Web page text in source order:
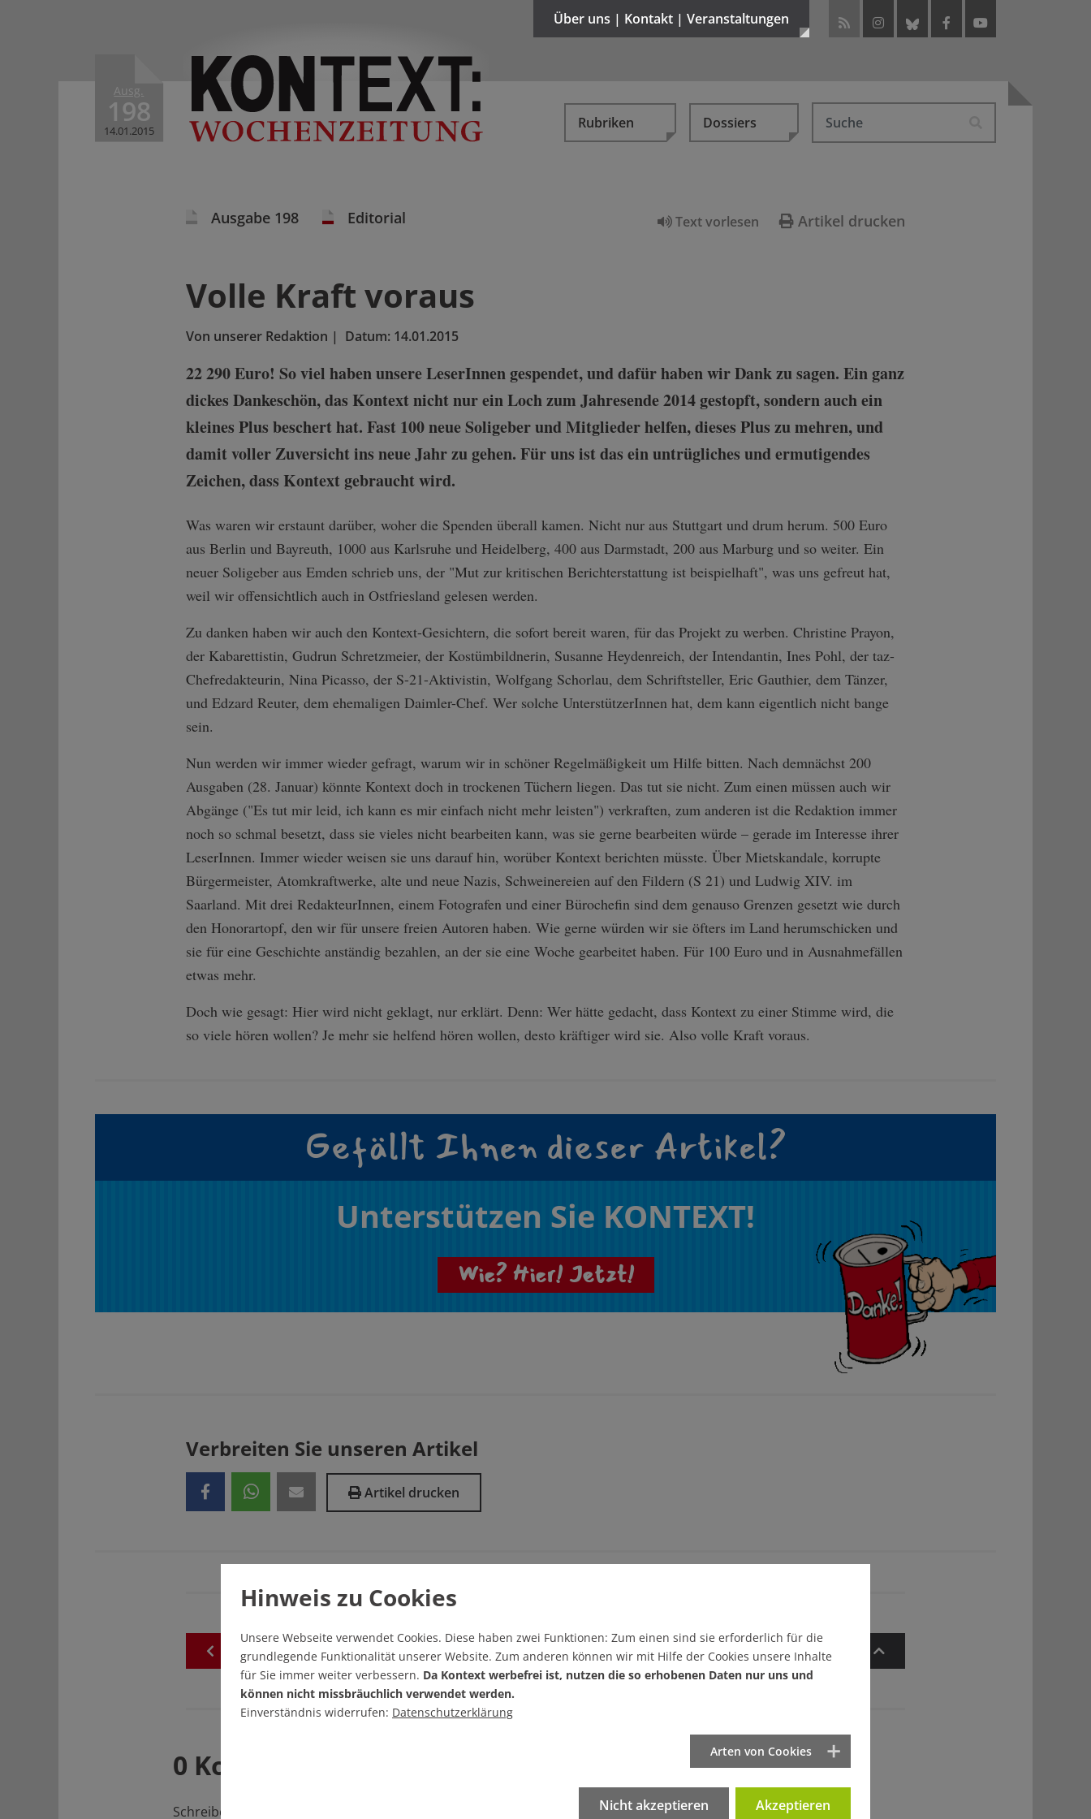
Ausg.
198
14.01.2015
Über uns | Kontakt | Veranstaltungen
Rubriken Dossiers
Text vorlesen Artikel drucken
Ausgabe 198 Editorial
Volle Kraft voraus
Von unserer Redaktion | Datum: 14.01.2015
22 290 Euro! So viel haben unsere LeserInnen gespendet, und dafür haben wir Dank zu sagen. Ein ganz
dickes Dankeschön, das Kontext nicht nur ein Loch zum Jahresende 2014 gestopft, sondern auch ein
kleines Plus beschert hat. Fast 100 neue Soligeber und Mitglieder helfen, dieses Plus zu mehren, und
damit voller Zuversicht ins neue Jahr zu gehen. Für uns ist das ein untrügliches und ermutigendes
Zeichen, dass Kontext gebraucht wird.
Was waren wir erstaunt darüber, woher die Spenden überall kamen. Nicht nur aus Stuttgart und drum herum. 500 Euro
aus Berlin und Bayreuth, 1000 aus Karlsruhe und Heidelberg, 400 aus Darmstadt, 200 aus Marburg und so weiter. Ein
neuer Soligeber aus Emden schrieb uns, der "Mut zur kritischen Berichterstattung ist beispielhaft", was uns gefreut hat,
weil wir offensichtlich auch in Ostfriesland gelesen werden.
Zu danken haben wir auch den Kontext-Gesichtern, die sofort bereit waren, für das Projekt zu werben. Christine Prayon,
der Kabarettistin, Gudrun Schretzmeier, der Kostümbildnerin, Susanne Heydenreich, der Intendantin, Ines Pohl, der taz-
Chefredakteurin, Nina Picasso, der S-21-Aktivistin, Wolfgang Schorlau, dem Schriftsteller, Eric Gauthier, dem Tänzer,
und Edzard Reuter, dem ehemaligen Daimler-Chef. Wer solche UnterstützerInnen hat, dem kann eigentlich nicht bange
sein.
Nun werden wir immer wieder gefragt, warum wir in schöner Regelmäßigkeit um Hilfe bitten. Nach demnächst 200
Ausgaben (28. Januar) könnte Kontext doch in trockenen Tüchern liegen. Das tut sie nicht. Zum einen müssen auch wir
Abgänge ("Es tut mir leid, ich kann es mir einfach nicht mehr leisten") verkraften, zum anderen ist die Redaktion immer
noch so schmal besetzt, dass sie vieles nicht bearbeiten kann, was sie gerne bearbeiten würde – gerade im Interesse ihrer
LeserInnen. Immer wieder weisen sie uns darauf hin, worüber Kontext berichten müsste. Über Mietskandale, korrupte
Bürgermeister, Atomkraftwerke, alte und neue Nazis, Schweinereien auf den Fildern (S 21) und Ludwig XIV. im
Saarland. Mit drei RedakteurInnen, einem Fotografen und einer Bürochefin sind dem genauso Grenzen gesetzt wie durch
den Honorartopf, den wir für unsere freien Autoren haben. Wie gerne würden wir sie öfters im Land herumschicken und
sie für eine Geschichte anständig bezahlen, an der sie eine Woche gearbeitet haben. Für 100 Euro und in Ausnahmefällen
etwas mehr.
Doch wie gesagt: Hier wird nicht geklagt, nur erklärt. Denn: Wer hätte gedacht, dass Kontext zu einer Stimme wird, die
so viele hören wollen? Je mehr sie helfend hören wollen, desto kräftiger wird sie. Also volle Kraft voraus.
Gefällt Ihnen dieser Artikel?
Unterstützen Sie KONTEXT!
Wie? Hier! Jetzt!
Verbreiten Sie unseren Artikel
Artikel drucken
zurückzurakuellenAusgabe/Startseite Zum Artikelanfang
0 Kommentare verfügbar
Schreiben Sie den ersten Kommentar!
Hinweis zu Cookies
Unsere Webseite verwendet Cookies. Diese haben zwei Funktionen: Zum einen sind sie erforderlich für die
grundlegende Funktionalität unserer Website. Zum anderen können wir mit Hilfe der Cookies unsere Inhalte
für Sie immer weiter verbessern. Da Kontext werbefrei ist, nutzen die so erhobenen Daten nur uns und
können nicht missbräuchlich verwendet werden.
Einverständnis widerrufen: Datenschutzerklärung
Arten von Cookies
Nicht akzeptieren Akzeptieren